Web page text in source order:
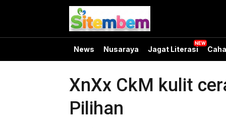
News Nusaraya Jagat Literasi
XnXx CkM kulit
Pilihan